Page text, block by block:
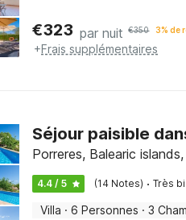
€323 par nuit €350 3% de
+Frais supplémentaires
Séjour paisible
Porreres, Balearic
4.4 / 5 (14 Notes) · Très
Villa · 6 Personnes · 3